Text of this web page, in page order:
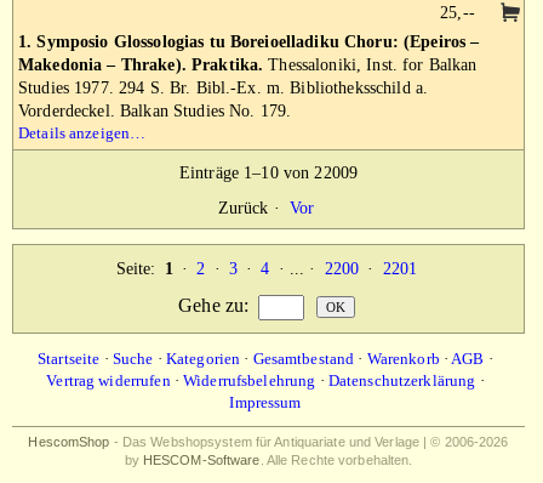
1. Symposio Glossologias tu Boreioelladiku Choru: (Epeiros –
Makedonia – Thrake). Praktika. Thessaloniki, Inst. for Balkan
Studies 1977. 294 S. Br. Bibl.-Ex. m. Bibliotheksschild a.
Vorderdeckel. Balkan Studies No. 179.
Details anzeigen…
25,--
Einträge 1–10 von 22009
Zurück · Vor
Seite: 1 · 2 · 3 · 4 · ... · 2200 · 2201
Gehe zu:
Startseite · Suche · Kategorien · Gesamtbestand · Warenkorb ·AGB ·
Vertrag widerrufen·Widerrufsbelehrung · Datenschutzerklärung ·
Impressum
HescomShop - Das Webshopsystem für Antiquariate und Verlage | © 2006-2026
by HESCOM-Software . Alle Rechte vorbehalten.